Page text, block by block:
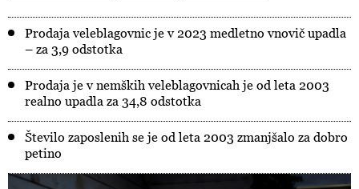
Prodaja veleblagovnic je v 2023 medletno vnovič upadla
– za 3,9 odstotka
Prodaja je v nemških veleblagovnicah je od leta 2003
realno upadla za 34,8 odstotka
Število zaposlenih se je od leta 2003 zmanjšalo za dobro
petino